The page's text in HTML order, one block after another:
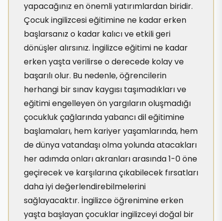
yapacağınız en önemli yatırımlardan biridir.
Çocuk ingilizcesi eğitimine ne kadar erken
başlarsanız o kadar kalıcı ve etkili geri
dönüşler alırsınız. İngilizce eğitimi ne kadar
erken yaşta verilirse o derecede kolay ve
başarılı olur. Bu nedenle, öğrencilerin
herhangi bir sınav kaygısı taşımadıkları ve
eğitimi engelleyen ön yargıların oluşmadığı
çocukluk çağlarında yabancı dil eğitimine
başlamaları, hem kariyer yaşamlarında, hem
de dünya vatandaşı olma yolunda atacakları
her adımda onları akranları arasında 1-0 öne
geçirecek ve karşılarına çıkabilecek fırsatları
daha iyi değerlendirebilmelerini
sağlayacaktır. İngilizce öğrenimine erken
yaşta başlayan çocuklar ingilizceyi doğal bir